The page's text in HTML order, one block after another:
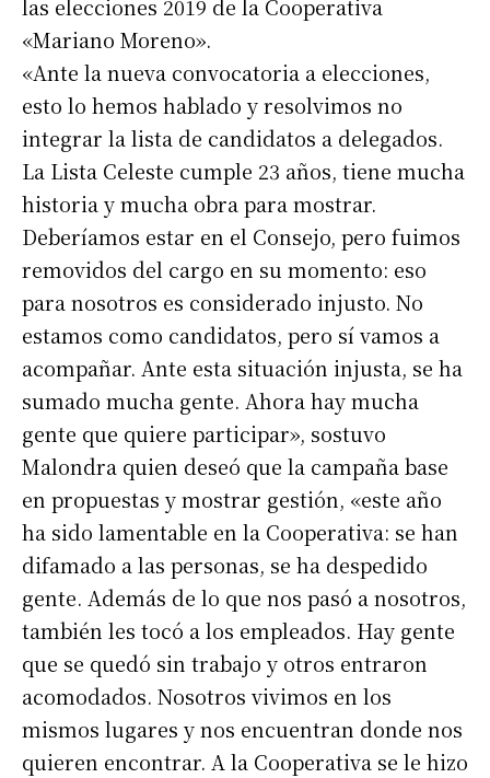
Dirección de correo electrónico
Nombre
Número de teléfono
las elecciones 2019 de la Cooperativa
«Mariano Moreno».
«Ante la nueva convocatoria a elecciones,
esto lo hemos hablado y resolvimos no
integrar la lista de candidatos a delegados.
La Lista Celeste cumple 23 años, tiene mucha
historia y mucha obra para mostrar.
Deberíamos estar en el Consejo, pero fuimos
removidos del cargo en su momento: eso
para nosotros es considerado injusto. No
estamos como candidatos, pero sí vamos a
acompañar. Ante esta situación injusta, se ha
sumado mucha gente. Ahora hay mucha
gente que quiere participar», sostuvo
Malondra quien deseó que la campaña base
en propuestas y mostrar gestión, «este año
ha sido lamentable en la Cooperativa: se han
difamado a las personas, se ha despedido
gente. Además de lo que nos pasó a nosotros,
también les tocó a los empleados. Hay gente
que se quedó sin trabajo y otros entraron
acomodados. Nosotros vivimos en los
mismos lugares y nos encuentran donde nos
quieren encontrar. A la Cooperativa se le hizo